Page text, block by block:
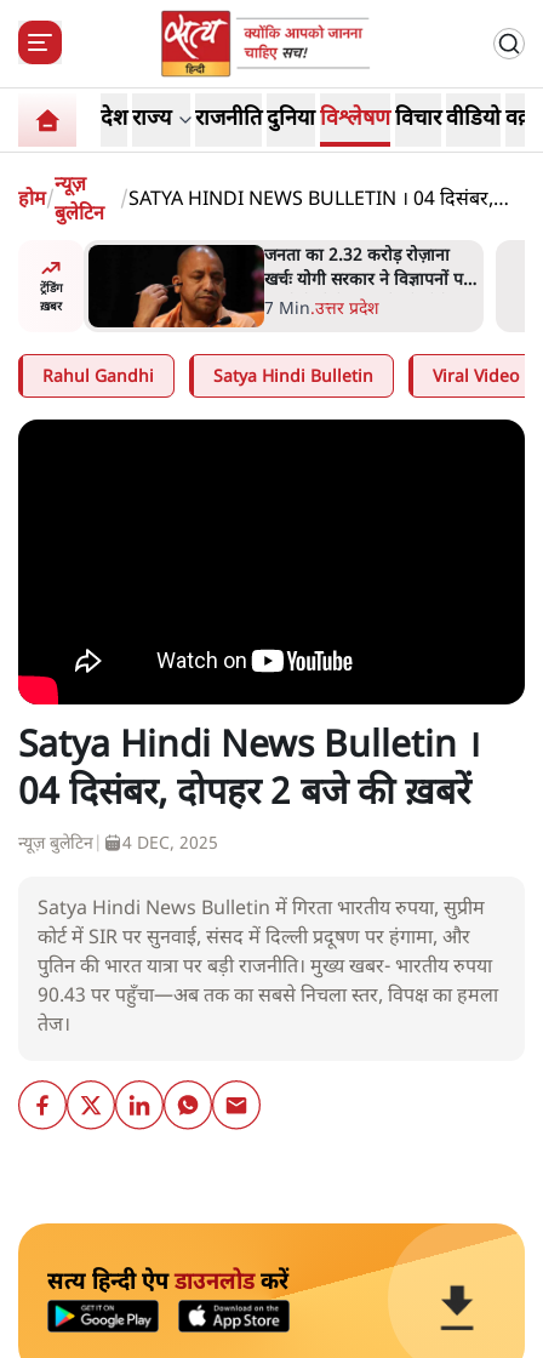
देशराज्य राजनीतिदुनियाविश्लेषणविचारवीडियो
होम/
न्यूज़
बुलेटिन
/SATYA HINDI NEWS BULLETIN । 04 दिसंबर,
ट्रेंडिंग
ख़बर
का
हैं'
जनता का 2.32 करोड़ रोज़ाना
खर्चः योगी सरकार ने विज्ञापनों पर
उड़ाने में मोदी 3.0 को भी पीछे
7 Min.उत्तर प्रदेश
Rahul Gandhi Satya Hindi Bulletin Viral Video
Satya Hindi News Bulletin ।
04 दिसंबर, दोपहर 2 बजे की ख़बरें
न्यूज़ बुलेटिन 4 DEC, 2025
Satya Hindi News Bulletin में गिरता भारतीय रुपया, सुप्रीम
कोर्ट में SIR पर सुनवाई, संसद में दिल्ली प्रदूषण पर हंगामा, और
पुतिन की भारत यात्रा पर बड़ी राजनीति। मुख्य खबर- भारतीय रुपया
90.43 पर पहुँचा—अब तक का सबसे निचला स्तर, विपक्ष का हमला
तेज।
सत्य हिन्दी ऐपडाउनलोडकरें